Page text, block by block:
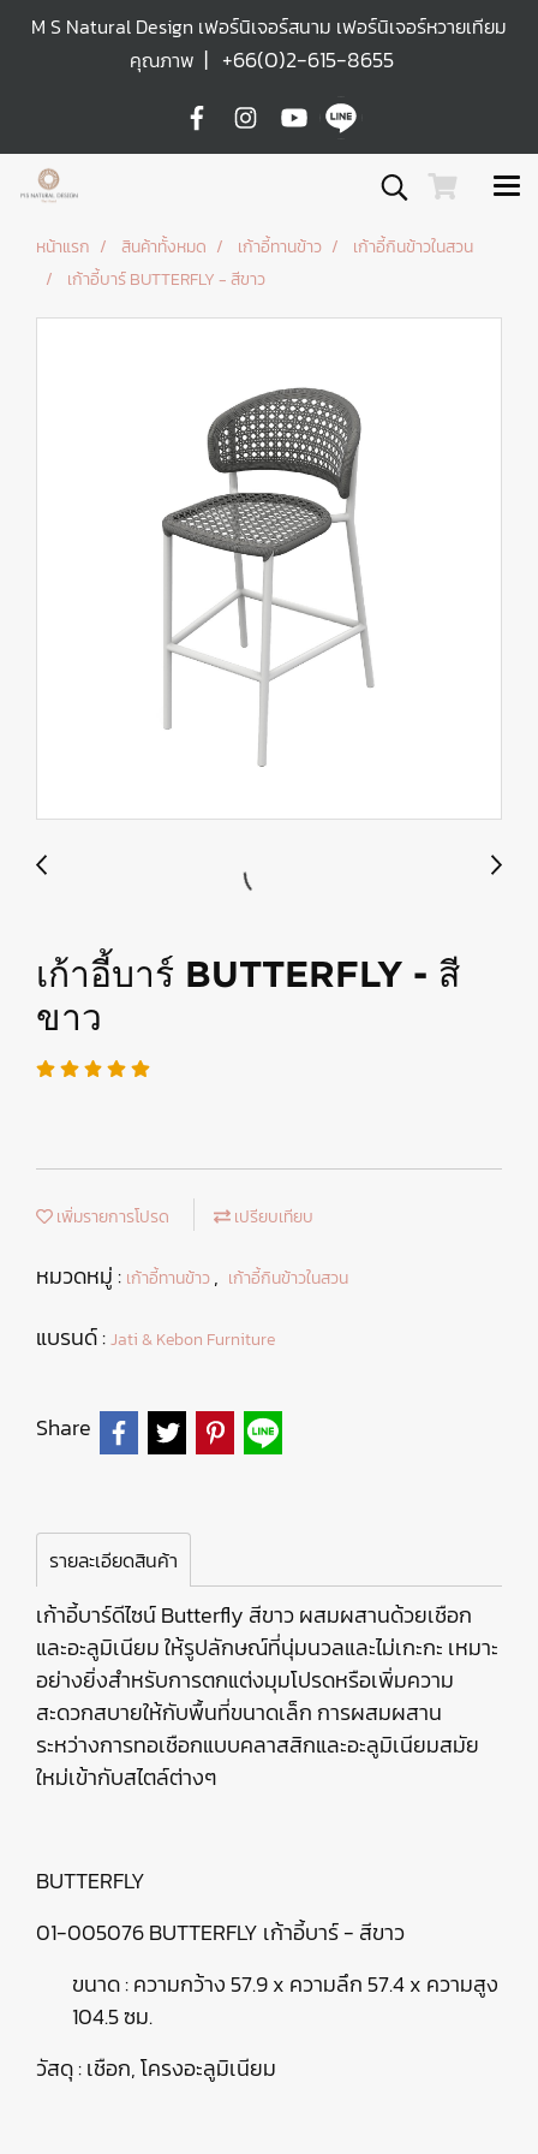
M S Natural Design เฟอร์นิเจอร์สนาม เฟอร์นิเจอร์หวายเทียม
คุณภาพ | +66(0)2-615-8655
หน้าแรก สินค้าทั้งหมด เก้าอี้ทานข้าว
เก้าอี้กินข้าวในสวน
เก้าอี้บาร์ BUTTERFLY - สีขาว
เก้าอี้บาร์ BUTTERFLY - สี
ขาว
เพิ่มรายการโปรด เปรียบเทียบ
หมวดหมู่ : เก้าอี้ทานข้าว, เก้าอี้กินข้าวในสวน
แบรนด์ :Jati & Kebon Furniture
Share
รายละเอียดสินค้า
เก้าอี้บาร์ดีไซน์ Butterfly สีขาว ผสมผสานด้วยเชือก
และอะลูมิเนียม ให้รูปลักษณ์ที่นุ่มนวลและไม่เกะกะ เหมาะ
อย่างยิ่งสำหรับการตกแต่งมุมโปรดหรือเพิ่มความ
สะดวกสบายให้กับพื้นที่ขนาดเล็ก การผสมผสาน
ระหว่างการทอเชือกแบบคลาสสิกและอะลูมิเนียมสมัย
ใหม่เข้ากับสไตล์ต่างๆ
BUTTERFLY
01-005076 BUTTERFLY เก้าอี้บาร์ - สีขาว
ขนาด : ความกว้าง 57.9 x ความลึก 57.4 x ความสูง
104.5 ซม.
วัสดุ : เชือก, โครงอะลูมิเนียม